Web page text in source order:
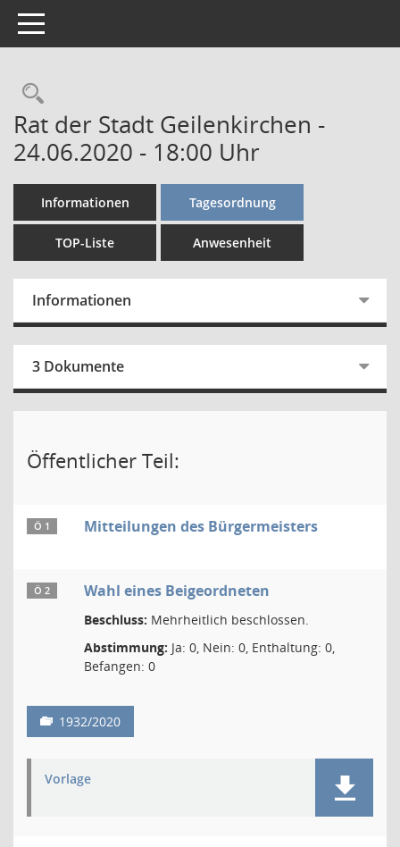
Toggle navigation
Rechercheauswahl
Rat der Stadt Geilenkirchen -
24.06.2020 - 18:00 Uhr
Informationen Tagesordnung
TOP-Liste Anwesenheit
Informationen
3 Dokumente
Öffentlicher Teil:
Ö 1 Mitteilungen des Bürgermeisters
Ö 2 Wahl eines Beigeordneten
Beschluss: Mehrheitlich beschlossen.
Abstimmung: Ja: 0, Nein: 0, Enthaltung: 0,
Befangen: 0
1932/2020
Vorlage